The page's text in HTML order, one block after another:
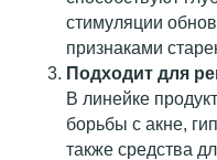
стимуляции
признаками
Подходит для
В линейке
борьбы с акне,
также средства